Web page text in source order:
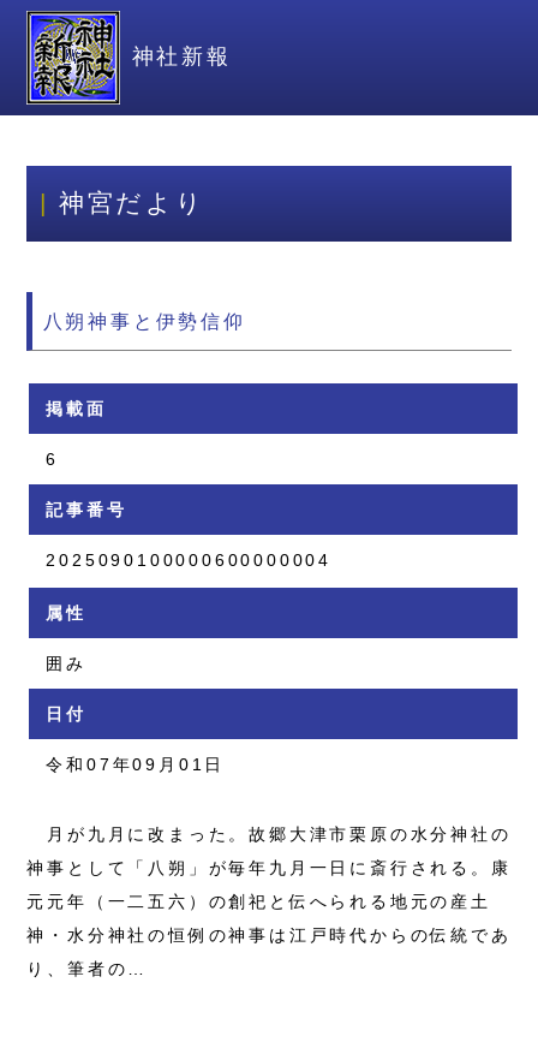
神社新報
神宮だより
八朔神事と伊勢信仰
掲載面
6
記事番号
2025090100000600000004
属性
囲み
日付
令和07年09月01日
月が九月に改まった。故郷大津市栗原の水分神社の
神事として「八朔」が毎年九月一日に斎行される。康
元元年（一二五六）の創祀と伝へられる地元の産土
神・水分神社の恒例の神事は江戸時代からの伝統であ
り、筆者の…